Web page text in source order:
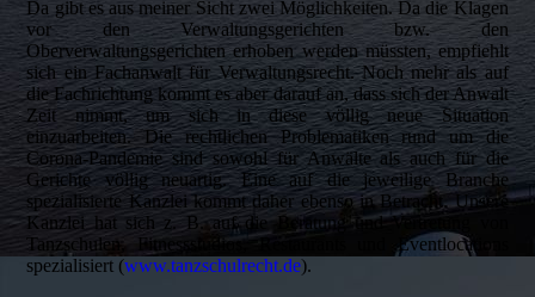
Da gibt es aus meiner Sicht zwei Möglichkeiten. Da die Klagen
vor den Verwaltungsgerichten bzw. den
Oberverwaltungsgerichten erhoben werden müssten, empfiehlt
sich ein Fachanwalt für Verwaltungsrecht. Noch mehr als auf
die Fachrichtung kommt es aber darauf an, dass sich der Anwalt
Zeit nimmt, um sich in diese völlig neue Situation
einzuarbeiten. Die rechtlichen Problematiken rund um die
Corona-Pandemie sind sowohl für Anwälte als auch für die
Gerichte völlig neuartig. Eine auf die jeweilige Branche
spezialisierte Kanzlei kommt daher ebenso in Betracht. Unsere
Kanzlei hat sich z. B. auf die Beratung und Vertretung von
Tanzschulen, Fitnessstudios, Restaurants und Eventlocations
spezialisiert (www.tanzschulrecht.de).